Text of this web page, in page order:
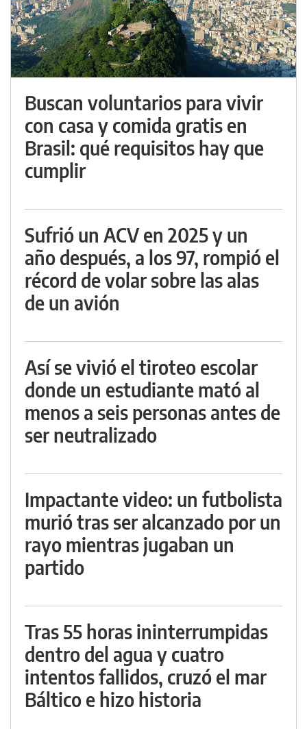
Buscan voluntarios para vivir
con casa y comida gratis en
Brasil: qué requisitos hay que
cumplir
Sufrió un ACV en 2025 y un
año después, a los 97, rompió el
récord de volar sobre las alas
de un avión
Así se vivió el tiroteo escolar
donde un estudiante mató al
menos a seis personas antes de
ser neutralizado
Impactante video: un futbolista
murió tras ser alcanzado por un
rayo mientras jugaban un
partido
Tras 55 horas ininterrumpidas
dentro del agua y cuatro
intentos fallidos, cruzó el mar
Báltico e hizo historia